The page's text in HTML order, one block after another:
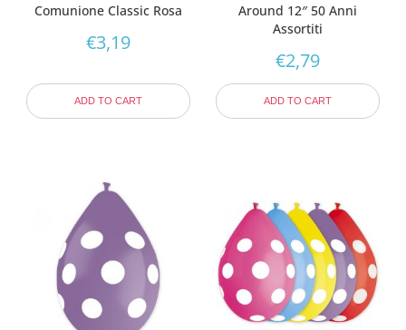
Comunione Classic Rosa
€3,19
ADD TO CART
Around 12″ 50 Anni
Assortiti
€2,79
ADD TO CART